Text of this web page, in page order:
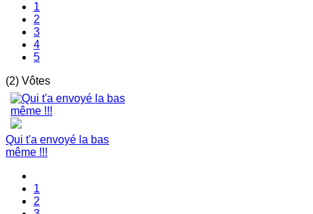
1
2
3
4
5
(2) Vôtes
Qui t'a envoyé la bas
même !!!
1
2